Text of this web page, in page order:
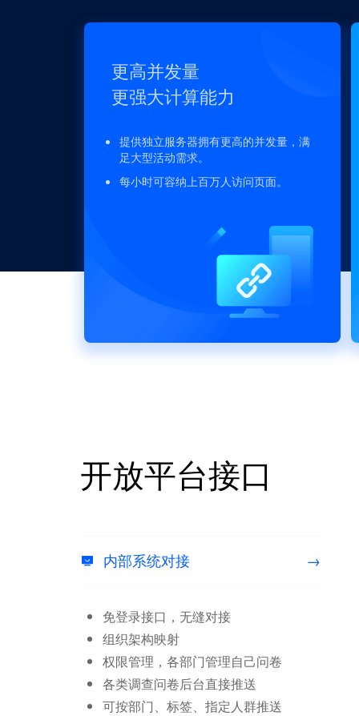
更高并发量
更强大计算能力
提供独立服务器拥有更高的并发量，满
足大型活动需求。
每小时可容纳上百万人访问页面。
开放平台接口
 内部系统对接 →
免登录接口，无缝对接
组织架构映射
权限管理，各部门管理自己问卷
各类调查问卷后台直接推送
可按部门、标签、指定人群推送